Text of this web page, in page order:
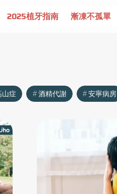
2025植牙指南 漸凍不孤單
山症 酒精代謝 安寧病房